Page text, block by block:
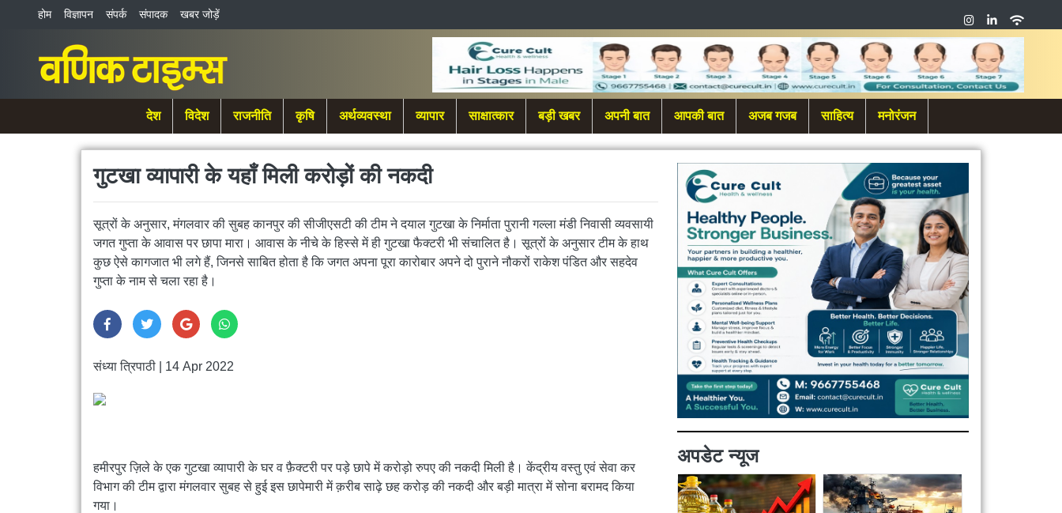
होम विज्ञापन संपर्क संपादक खबर जोड़ें
देश विदेश राजनीति कृषि अर्थव्यवस्था व्यापार साक्षात्कार बड़ी खबर अपनी बात आपकी बात अजब गजब साहित्य मनोरंजन
गुटखा व्यापारी के यहाँ मिली करोड़ों की नकदी
सूत्रों के अनुसार, मंगलवार की सुबह कानपुर की सीजीएसटी की टीम ने दयाल गुटखा के निर्माता पुरानी गल्ला मंडी निवासी व्यवसायी
जगत गुप्ता के आवास पर छापा मारा। आवास के नीचे के हिस्से में ही गुटखा फैक्टरी भी संचालित है। सूत्रों के अनुसार टीम के हाथ
कुछ ऐसे कागजात भी लगे हैं, जिनसे साबित होता है कि जगत अपना पूरा कारोबार अपने दो पुराने नौकरों राकेश पंडित और सहदेव
गुप्ता के नाम से चला रहा है।
संध्या त्रिपाठी 14 Apr 2022
हमीरपुर ज़िले के एक गुटखा व्यापारी के घर व फ़ैक्टरी पर पड़े छापे में करोड़ो रुपए की नकदी मिली है। केंद्रीय वस्तु एवं सेवा कर
विभाग की टीम द्वारा मंगलवार सुबह से हुई इस छापेमारी में क़रीब साढ़े छह करोड़ की नकदी और बड़ी मात्रा में सोना बरामद किया
गया।
अपडेट न्यूज